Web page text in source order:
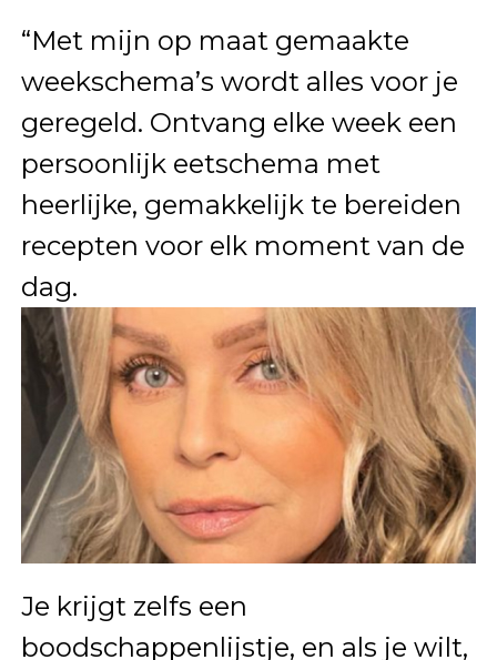
“Met mijn op maat gemaakte
weekschema’s wordt alles voor je
geregeld. Ontvang elke week een
persoonlijk eetschema met
heerlijke, gemakkelijk te bereiden
recepten voor elk moment van de
dag.
Je krijgt zelfs een
boodschappenlijstje, en als je wilt,